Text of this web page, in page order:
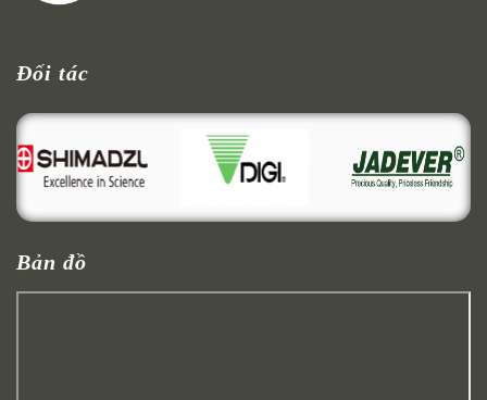
Đối tác
Bản đồ